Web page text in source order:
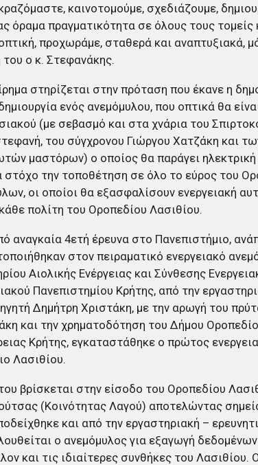
καινοτομούμε, σχεδιάζουμε,
όραμα πραγματικότητα σε όλους τους τομείς
προχωράμε, σταθερά και αναπτυξιακά,
ο κ. Στεφανάκης.
στηρίζεται στην πρόταση που έκανε η
ενός ανεμόμυλου, που οπτικά θα
(με σεβασμό και στα χνάρια του
του σύγχρονου Γιώργου Χατζάκη και
μαστόρων) ο οποίος θα παράγει
στόχο την τοποθέτηση σε όλο το εύρος του
οι οποίοι θα εξασφαλίσουν ενεργειακή
πολίτη του Οροπεδίου Λασιθίου.
αναγκαία 4ετή έρευνα στο Πανεπιστήμιο,
στον πειραματικό ενεργειακό
Αιολικής Ενέργειας και Σύνθεσης
Πανεπιστημίου Κρήτης, από την
Δημήτρη Χριστάκη, με την αρωγή του
και την χρηματοδότηση του Δήμου
Κρήτης, εγκαταστάθηκε ο πρώτος
Λασιθίου.
βρίσκεται στην είσοδο του Οροπεδίου
(Κοινότητας Λαγού) αποτελώντας
και από την εργαστηριακή –
ο ανεμόμυλος για εξαγωγή
και τις ιδιαίτερες συνθήκες του Λασιθίου.